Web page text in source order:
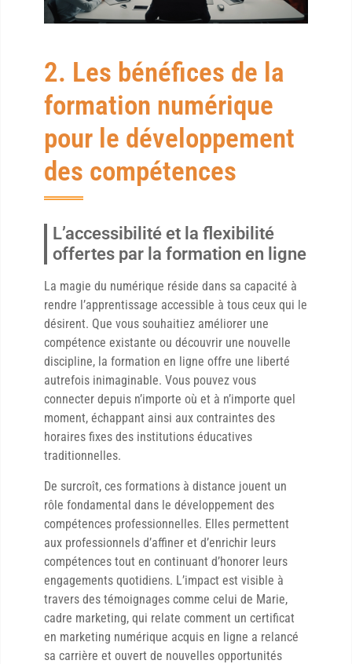
2. Les bénéfices de la
formation numérique
pour le développement
des compétences
L’accessibilité et la flexibilité
offertes par la formation en ligne
La magie du numérique réside dans sa capacité à
rendre l’apprentissage accessible à tous ceux qui le
désirent. Que vous souhaitiez améliorer une
compétence existante ou découvrir une nouvelle
discipline, la formation en ligne offre une liberté
autrefois inimaginable. Vous pouvez vous
connecter depuis n’importe où et à n’importe quel
moment, échappant ainsi aux contraintes des
horaires fixes des institutions éducatives
traditionnelles.
De surcroît, ces formations à distance jouent un
rôle fondamental dans le développement des
compétences professionnelles. Elles permettent
aux professionnels d’affiner et d’enrichir leurs
compétences tout en continuant d’honorer leurs
engagements quotidiens. L’impact est visible à
travers des témoignages comme celui de Marie,
cadre marketing, qui relate comment un certificat
en marketing numérique acquis en ligne a relancé
sa carrière et ouvert de nouvelles opportunités